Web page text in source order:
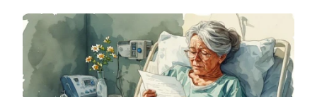
LÍBÍ SE VÁM, CO DĚLÁME?